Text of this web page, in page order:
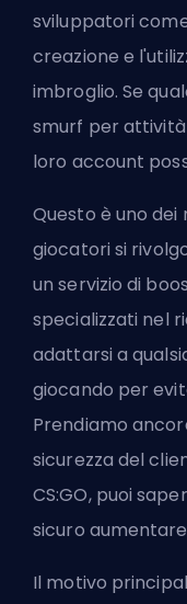
sviluppatori
creazione e
imbroglio. Se
smurf per
loro account
Questo è uno
giocatori si
un servizio di
specializzati nel
adattarsi a
giocando per
Prendiamo
sicurezza del
CS:GO, puoi
sicuro aumentare
Il motivo